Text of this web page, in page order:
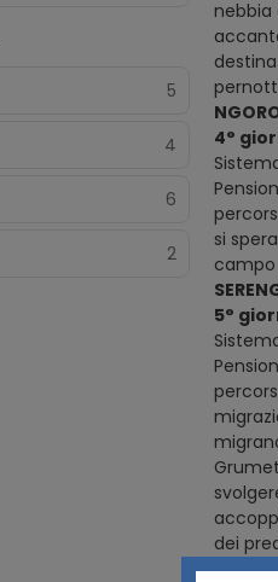
5
4
6
2
nebbia
4°
si
5°
dei
cena